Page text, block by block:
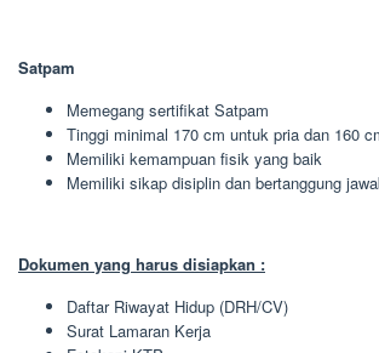
Satpam
Memegang sertifikat Satpam
Tinggi minimal 170 cm untuk pria dan 160
Memiliki kemampuan fisik yang baik
Memiliki sikap disiplin dan bertanggung
Dokumen yang harus disiapkan :
Daftar Riwayat Hidup (DRH/CV)
Surat Lamaran Kerja